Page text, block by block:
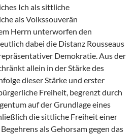
Ich als sittliche
als Volkssouverän
Herrn unterworfen den
dabei die Distanz Rousseaus
Demokratie. Aus der
allein in der Stärke des
dieser Stärke und erster
Freiheit, begrenzt durch
auf der Grundlage eines
die sittliche Freiheit einer
als Gehorsam gegen das